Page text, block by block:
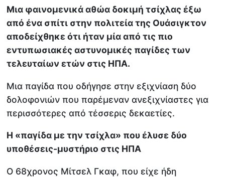
Μια φαινομενικά αθώα δοκιμή τσίχλας έξω
από ένα σπίτι στην πολιτεία της Ουάσιγκτον
αποδείχθηκε ότι ήταν μία από τις πιο
εντυπωσιακές αστυνομικές παγίδες των
τελευταίων ετών στις ΗΠΑ.
Μια παγίδα που οδήγησε στην εξιχνίαση δύο
δολοφονιών που παρέμεναν ανεξιχνίαστες για
περισσότερες από τέσσερις δεκαετίες.
Η «παγίδα με την τσίχλα» που έλυσε δύο
υποθέσεις-μυστήριο στις ΗΠΑ
Ο 68χρονος Μίτσελ Γκαφ, που είχε ήδη